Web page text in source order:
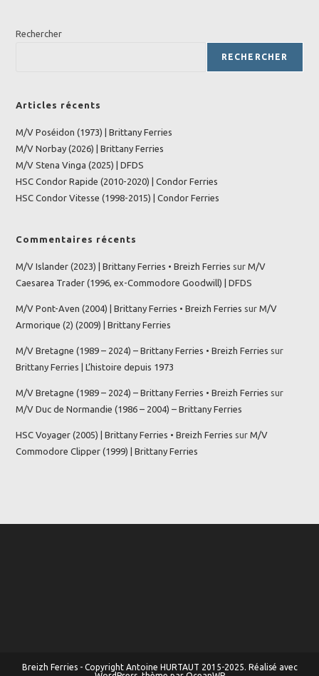
Rechercher
RECHERCHER
Articles récents
M/V Poséidon (1973) | Brittany Ferries
M/V Norbay (2026) | Brittany Ferries
M/V Stena Vinga (2025) | DFDS
HSC Condor Rapide (2010-2020) | Condor Ferries
HSC Condor Vitesse (1998-2015) | Condor Ferries
Commentaires récents
M/V Islander (2023) | Brittany Ferries • Breizh Ferries surM/V
Caesarea Trader (1996, ex-Commodore Goodwill) | DFDS
M/V Pont-Aven (2004) | Brittany Ferries • Breizh Ferries surM/V
Armorique (2) (2009) | Brittany Ferries
M/V Bretagne (1989 – 2024) – Brittany Ferries • Breizh Ferries sur
Brittany Ferries | L’histoire depuis 1973
M/V Bretagne (1989 – 2024) – Brittany Ferries • Breizh Ferries sur
M/V Duc de Normandie (1986 – 2004) – Brittany Ferries
HSC Voyager (2005) | Brittany Ferries • Breizh Ferries surM/V
Commodore Clipper (1999) | Brittany Ferries
Breizh Ferries - Copyright Antoine HURTAUT 2015-2025. Réalisé avec